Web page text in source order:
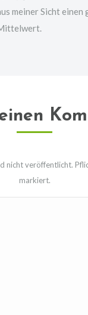
meiner Sicht einen
nicht veröffentlicht.
markiert.